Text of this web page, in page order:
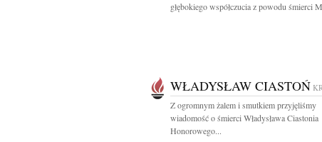
głębokiego współczucia z powodu śmierci
WŁADYSŁAW CIASTOŃ
Z ogromnym żalem i smutkiem przyjęliśmy
wiadomość o śmierci Władysława Ciastonia
Honorowego...